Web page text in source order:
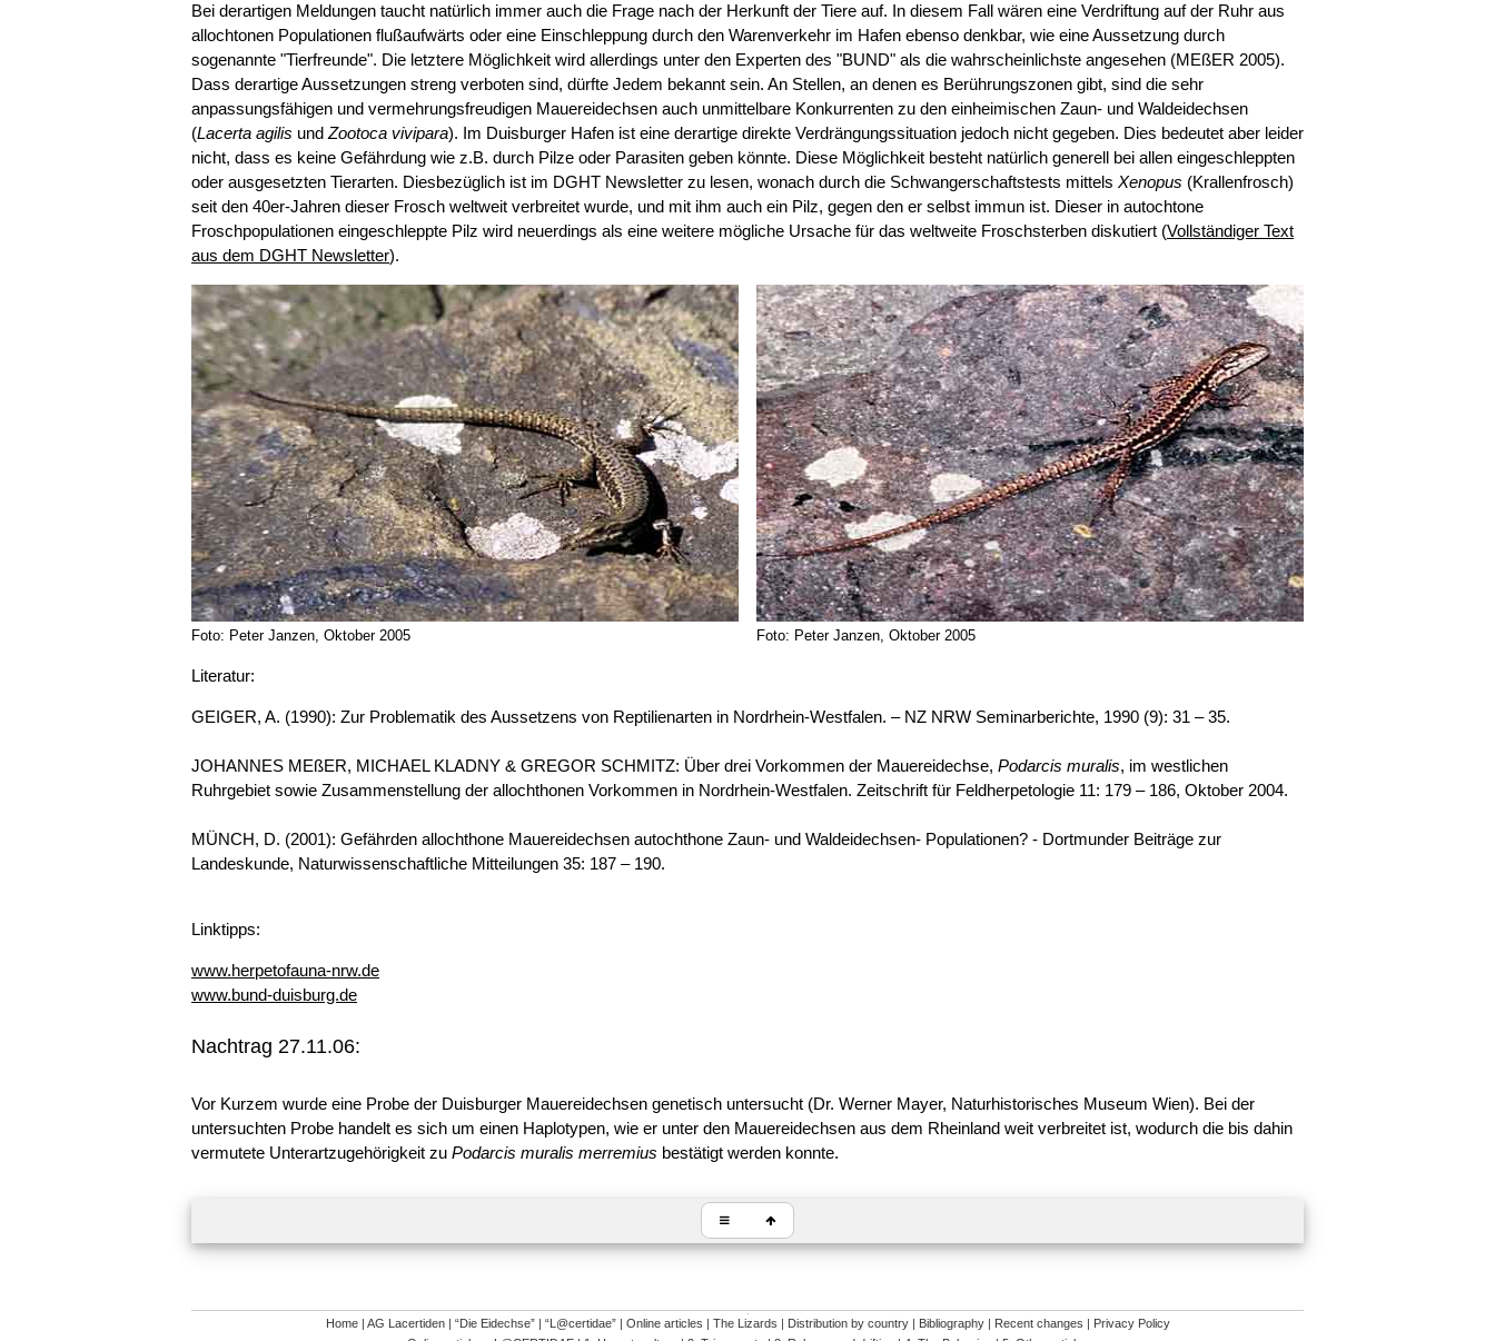
Bei derartigen Meldungen taucht natürlich immer auch die Frage nach der Herkunft der Tiere auf. In diesem Fall wären eine Verdriftung auf der Ruhr aus
allochtonen Populationen flußaufwärts oder eine Einschleppung durch den Warenverkehr im Hafen ebenso denkbar, wie eine Aussetzung durch
sogenannte "Tierfreunde". Die letztere Möglichkeit wird allerdings unter den Experten des "BUND" als die wahrscheinlichste angesehen (MEßER 2005).
Dass derartige Aussetzungen streng verboten sind, dürfte Jedem bekannt sein. An Stellen, an denen es Berührungszonen gibt, sind die sehr
anpassungsfähigen und vermehrungsfreudigen Mauereidechsen auch unmittelbare Konkurrenten zu den einheimischen Zaun- und Waldeidechsen
(Lacerta agilis und Zootoca vivipara). Im Duisburger Hafen ist eine derartige direkte Verdrängungssituation jedoch nicht gegeben. Dies bedeutet aber leider
nicht, dass es keine Gefährdung wie z.B. durch Pilze oder Parasiten geben könnte. Diese Möglichkeit besteht natürlich generell bei allen eingeschleppten
oder ausgesetzten Tierarten. Diesbezüglich ist im DGHT Newsletter zu lesen, wonach durch die Schwangerschaftstests mittels Xenopus (Krallenfrosch)
seit den 40er-Jahren dieser Frosch weltweit verbreitet wurde, und mit ihm auch ein Pilz, gegen den er selbst immun ist. Dieser in autochtone
Froschpopulationen eingeschleppte Pilz wird neuerdings als eine weitere mögliche Ursache für das weltweite Froschsterben diskutiert (Vollständiger Text
aus dem DGHT Newsletter).
Foto: Peter Janzen, Oktober 2005 Foto: Peter Janzen, Oktober 2005
Literatur:
GEIGER, A. (1990): Zur Problematik des Aussetzens von Reptilienarten in Nordrhein-Westfalen. – NZ NRW Seminarberichte, 1990 (9): 31 – 35.
JOHANNES MEßER, MICHAEL KLADNY & GREGOR SCHMITZ: Über drei Vorkommen der Mauereidechse, Podarcis muralis, im westlichen
Ruhrgebiet sowie Zusammenstellung der allochthonen Vorkommen in Nordrhein-Westfalen. Zeitschrift für Feldherpetologie 11: 179 – 186, Oktober 2004.
MÜNCH, D. (2001): Gefährden allochthone Mauereidechsen autochthone Zaun- und Waldeidechsen- Populationen? - Dortmunder Beiträge zur
Landeskunde, Naturwissenschaftliche Mitteilungen 35: 187 – 190.
Linktipps:
www.herpetofauna-nrw.de
www.bund-duisburg.de
Nachtrag 27.11.06:
Vor Kurzem wurde eine Probe der Duisburger Mauereidechsen genetisch untersucht (Dr. Werner Mayer, Naturhistorisches Museum Wien). Bei der
untersuchten Probe handelt es sich um einen Haplotypen, wie er unter den Mauereidechsen aus dem Rheinland weit verbreitet ist, wodurch die bis dahin
vermutete Unterartzugehörigkeit zu Podarcis muralis merremius bestätigt werden konnte.
Home| AG Lacertiden| “Die Eidechse”| “L@certidae”| Online articles | The Lizards | Distribution by country| Bibliography| Recent changes | Privacy Policy